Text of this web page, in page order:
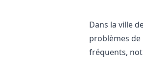
Dans la ville
problèmes
fréquents,